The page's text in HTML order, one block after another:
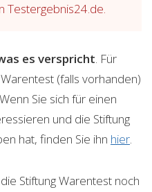
Testergebnis24.de.
es verspricht. Für
(falls vorhanden)
Sie sich für einen
und die Stiftung
hat, finden Sie ihn hier.
Stiftung Warentest noch